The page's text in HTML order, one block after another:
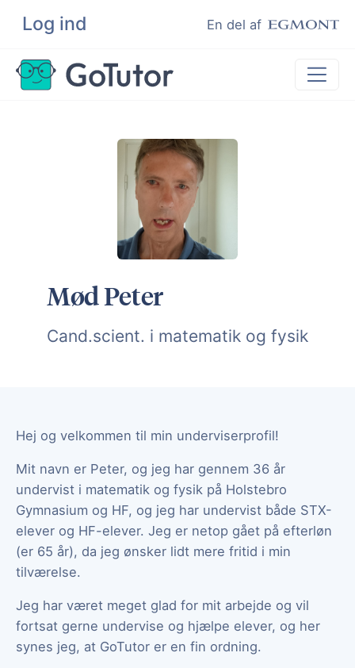
Log ind En del af
Søg
Lektiehjælp
Eksamenshjælp
Hjælp til ordblinde
Kundeudtalelser
Undervisere
Mød Peter
Cand.scient. i matematik og fysik
Hej og velkommen til min underviserprofil!
Mit navn er Peter, og jeg har gennem 36 år
undervist i matematik og fysik på Holstebro
Gymnasium og HF, og jeg har undervist både STX-
elever og HF-elever. Jeg er netop gået på efterløn
(er 65 år), da jeg ønsker lidt mere fritid i min
tilværelse.
Jeg har været meget glad for mit arbejde og vil
fortsat gerne undervise og hjælpe elever, og her
synes jeg, at GoTutor er en fin ordning.